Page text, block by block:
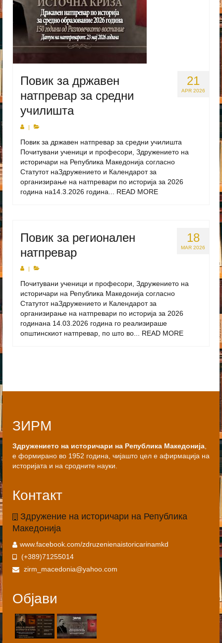
21
APR 2026
Повик за државен
натпревар за средни
училишта
|
Повик за државен натпревар за средни училишта
Почитувани ученици и професори, Здружението на
историчари на Република Македонија согласно
Статутот наЗдружението и Календарот за
организирање на натпревари по историја за 2026
година на14.3.2026 година... READ MORE
18
MAR 2026
Повик за регионален
натпревар
|
Почитувани ученици и професори, Здружението на
историчари на Република Македонија согласно
Статутот наЗдружението и Календарот за
организирање на натпревари по историја за 2026
годинана 14.03.2026 година го реализираше
општинскиот натпревар, по што во... READ MORE
ЗИРМ
Здружението на историчари на Република Македонија
е формирано во 1952 година, чијашто цел е афирмација на
историјата и на сродните науки.
Контакт
Здружение на историчари на Република
Македонија
www.facebook.com/zdruzenienaistoricarinamkd
(+389)71255014
zirm_macedonia@yahoo.com
Објави